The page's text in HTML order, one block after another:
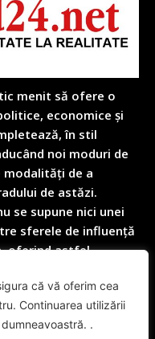
că vă oferim cea
Continuarea utilizării
.
menit să ofere o
economice și
în stil
noi moduri de
modalități de a
de astăzi.
se supune nici unei
sferele de influență
oferind astfel